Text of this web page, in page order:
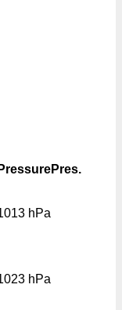
PressurePres.
hPa
hPa